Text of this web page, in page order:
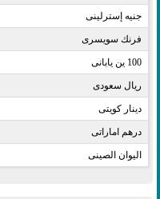
جنيه إسترلينى​
فرنك سويسرى​
100 ين يابانى​
ريال سعودى​
دينار كويتى​
درهم اماراتى​
اليوان الصينى​